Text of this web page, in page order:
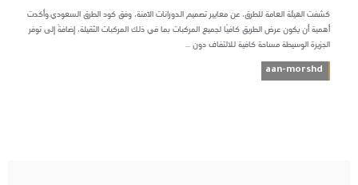
كشفت الهيئة العامة للطرق، عن معايير تصميم الدورانات الآمنة، وفق كود الطرق السعودي.وأكدت
أهمية أن يكون عرض الطريق كافيًا لجميع المركبات بما في ذلك المركبات الثقيلة، إضافةً إلى توفر
الجزيرة الوسيطة مساحة كافية للالتفاف دون ...
aan-morshd